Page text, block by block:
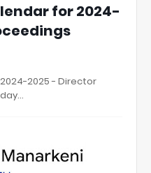
for 2024-
2025 - Director